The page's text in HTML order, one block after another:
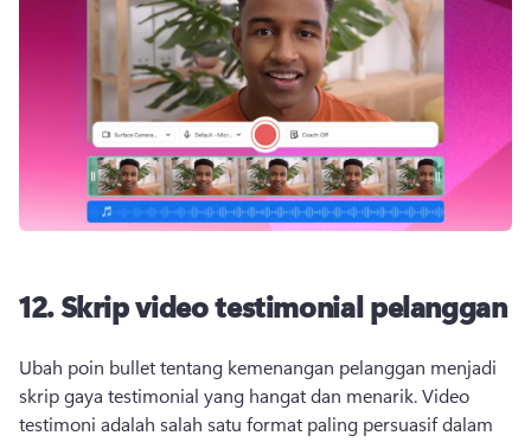
12.Skrip video testimonial pelanggan
Ubah poin bullet tentang kemenangan pelanggan menjadi
skrip gaya testimonial yang hangat dan menarik. Video
testimoni adalah salah satu format paling persuasif dalam